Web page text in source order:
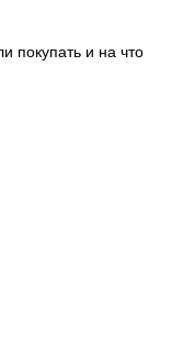
покупать и на что